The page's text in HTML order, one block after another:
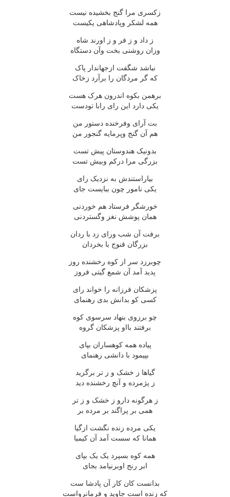
زکسری مرا گنج بخشیده نیست
همه لشکر وپادشاهی یکیست
ز داد و ز فر و ز اورند شاه
وزان روشنی بخت وآن دستگاه
نباشد شگفت ازجهاندار پاک
که گر مردگان را برآرد زخاک
برهمن بکوه اندرون هرک هست
یکی دارد این رای رابا تودست
بت آرای وفرخنده دستور من
هم آن گنج وپرمایه گنجور من
بدونیک هندوستان پیش تست
بزرگی مرا درکم وبیش تست
بیاراستندش به نزدیک رای
یکی نامور چون ببایست جای
خورشگر فرستاد هم خوردنی
همان پوشش نغز وگستردنی
برفت آن شب ورای زد با ردان
بزرگان قنوج با بخردان
چوبرزد سر از کوه رخشنده روز
پدید آمد آن شمع گیتی فروز
پزشکان فرزانه را خواند رای
کسی کو بدانش بدی رهنمای
چو برزوی بنهاد سرسوی کوه
برفتند بااو پزشکان گروه
پیاده همه کوهساران بپای
بپیمود با دانشی رهنمای
گیاها ز خشک و ز تر برگزید
ز پژمرده و آنچ رخشنده دید
ز هرگونه دارو ز خشک و ز تر
همی بر پراگند بر مرده بر
یکی مرده زنده نگشت ازگیا
همانا که سست آمد آن کیمیا
همه کوه بسپرد یک یک بپای
ابر رنج اوبرنیامد بجای
بدانست کان کار آن پادشا ست
که زنده است جاوید و فرمانرواست